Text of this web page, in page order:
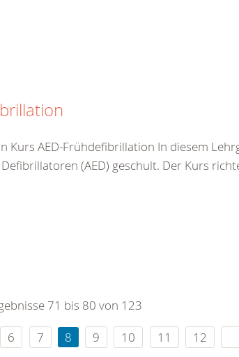
Kurs AED-Frühdefibrillation In diesem
(AED) geschult. Der Kurs
71 bis 80 von 123
6 7 8 9 10 11 12